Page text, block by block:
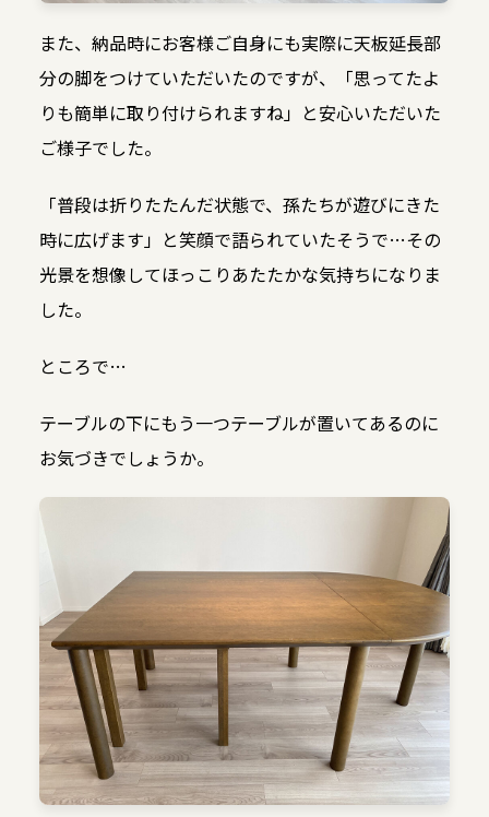
また、納品時にお客様ご自身にも実際に天板延長部
分の脚をつけていただいたのですが、「思ってたよ
りも簡単に取り付けられますね」と安心いただいた
ご様子でした。
「普段は折りたたんだ状態で、孫たちが遊びにきた
時に広げます」と笑顔で語られていたそうで…その
光景を想像してほっこりあたたかな気持ちになりま
した。
ところで…
テーブルの下にもう一つテーブルが置いてあるのに
お気づきでしょうか。